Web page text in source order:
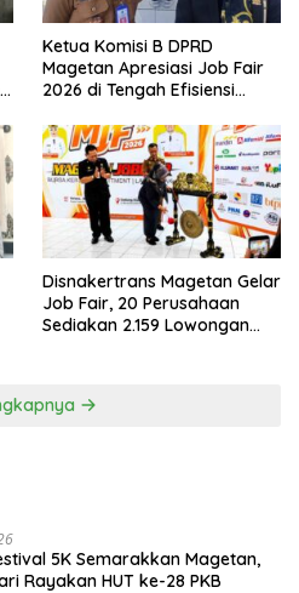
Ketua Komisi B DPRD
Magetan Apresiasi Job Fair
2026 di Tengah Efisiensi
Disnakertrans Magetan Gelar
Job Fair, 20 Perusahaan
Sediakan 2.159 Lowongan
5K Semarakkan Magetan,
Rayakan HUT ke-28 PKB